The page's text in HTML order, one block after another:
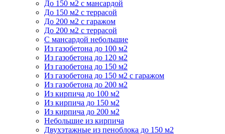
До 150 м2 с мансардой
До 150 м2 с террасой
До 200 м2 с гаражом
До 200 м2 с террасой
С мансардой небольшие
Из газобетона до 100 м2
Из газобетона до 120 м2
Из газобетона до 150 м2
Из газобетона до 150 м2 с гаражом
Из газобетона до 200 м2
Из кирпича до 100 м2
Из кирпича до 150 м2
Из кирпича до 200 м2
Небольшие из кирпича
Двухэтажные из пеноблока до 150 м2